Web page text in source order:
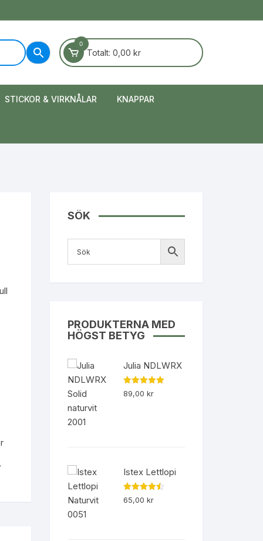
0
Totalt: 0,00 kr
STICKOR & VIRKNÅLAR KNAPPAR
SÖK
PRODUKTERNA MED
HÖGST BETYG
Julia NDLWRX
Betygsatt
5.00av 5
89,00 kr
Istex Lettlopi
Betygsatt
4.50av 5
65,00 kr